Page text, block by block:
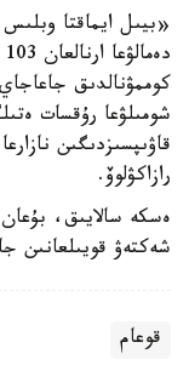
«بيىل ايماقتا
كوممۋنالدىق جاعاجاي
شومىلۋعا رۇقسات
قاۋىپسىزدىگىن
رازاكۋلوۆ.
ەسكە سالايىق، بۇعان
شەكتەۋ قويىلعانىن
قوعام